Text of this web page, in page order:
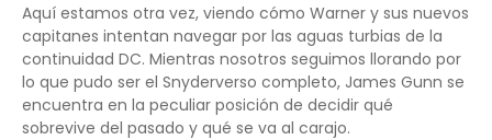
Aquí estamos otra vez, viendo cómo Warner y sus nuevos
capitanes intentan navegar por las aguas turbias de la
continuidad DC. Mientras nosotros seguimos llorando por
lo que pudo ser el Snyderverso completo, James Gunn se
encuentra en la peculiar posición de decidir qué
sobrevive del pasado y qué se va al carajo.